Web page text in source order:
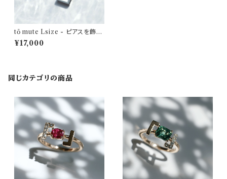
tō mute Lsize - ピアスを飾れ
るイヤーカフ
¥17,000
同じカテゴリの商品